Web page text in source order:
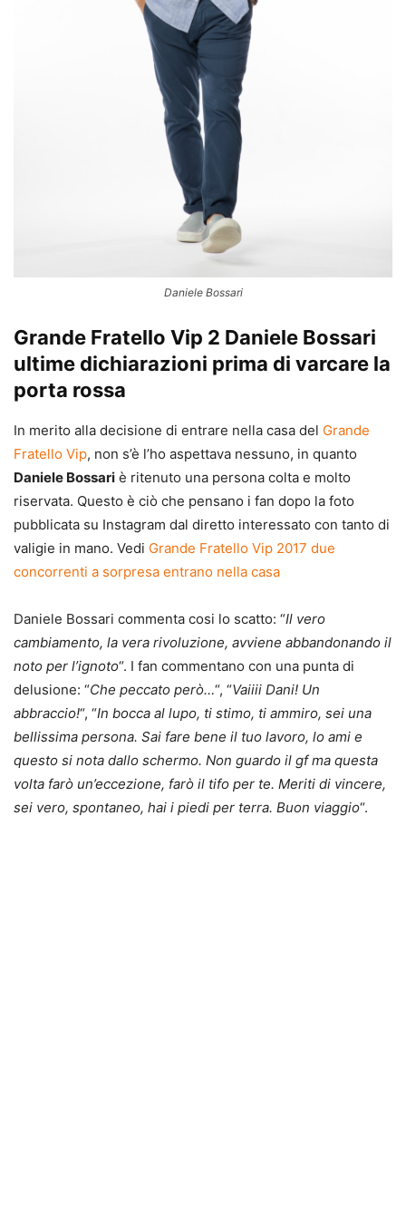
Daniele Bossari
Grande Fratello Vip 2 Daniele Bossari
ultime dichiarazioni prima di varcare la
porta rossa
In merito alla decisione di entrare nella casa del Grande
Fratello Vip, non s’è l’ho aspettava nessuno, in quanto
Daniele Bossari è ritenuto una persona colta e molto
riservata. Questo è ciò che pensano i fan dopo la foto
pubblicata su Instagram dal diretto interessato con tanto di
valigie in mano. Vedi Grande Fratello Vip 2017 due
concorrenti a sorpresa entrano nella casa
Daniele Bossari commenta cosi lo scatto: “Il vero
cambiamento, la vera rivoluzione, avviene abbandonando il
noto per l’ignoto“. I fan commentano con una punta di
delusione: “Che peccato però…“, “Vaiiii Dani! Un
abbraccio!“, “In bocca al lupo, ti stimo, ti ammiro, sei una
bellissima persona. Sai fare bene il tuo lavoro, lo ami e
questo si nota dallo schermo. Non guardo il gf ma questa
volta farò un’eccezione, farò il tifo per te. Meriti di vincere,
sei vero, spontaneo, hai i piedi per terra. Buon viaggio“.